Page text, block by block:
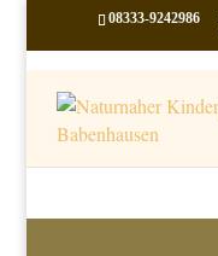
08333-9242986